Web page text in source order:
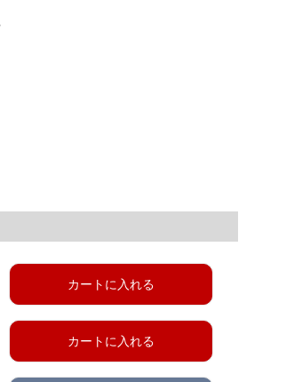
カートに入れる
カートに入れる